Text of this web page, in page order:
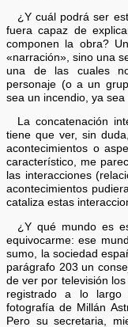
¿Y cuál podrá ser
fuera capaz de
componen la obra?
«narración», sino una
una de las cuales
personaje (o a un
sea un incendio, ya sea
La concatenación
tiene que ver, sin
acontecimientos o
característico, me
las interacciones
acontecimientos
cataliza estas
¿Y qué mundo es
equivocarme: ese
sumo, la sociedad
parágrafo 203 un
de ver por televisión
registrado a lo largo
fotografía de Millán
Pero su secretaria,